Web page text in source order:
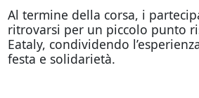
Al termine della corsa, i
ritrovarsi per un piccolo punto
Eataly, condividendo
festa e solidarietà.